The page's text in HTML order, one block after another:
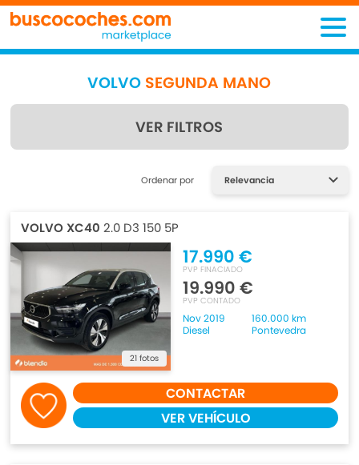
VOLVO SEGUNDA MANO
VER FILTROS
Encuentra lo que estás
Ordenar por
VOLVO XC40 2.0 D3 150 5P
21 fotos
17.990 €
PVP FINACIADO
19.990 €
PVP CONTADO
Nov 2019
160.000 km
Diesel
Pontevedra
CONTACTAR
VER VEHÍCULO